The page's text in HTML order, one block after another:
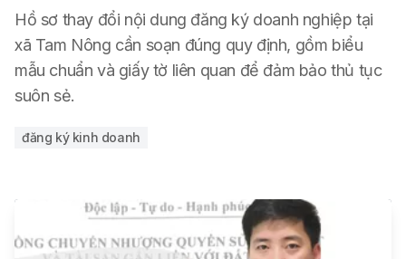
Hồ sơ thay đổi nội dung đăng ký doanh nghiệp tại
xã Tam Nông cần soạn đúng quy định, gồm biểu
mẫu chuẩn và giấy tờ liên quan để đảm bảo thủ tục
suôn sẻ.
đăng ký kinh doanh